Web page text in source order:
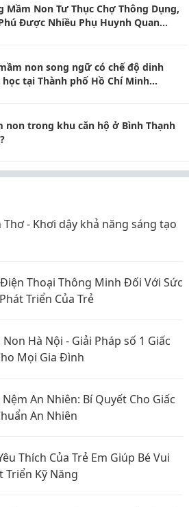
Mầm Non Tư Thục Chợ Thông Dụng,
Được Nhiều Phụ Huynh Quan
non song ngữ có chế độ dinh
tại Thành phố Hồ Chí Minh
non trong khu căn hộ ở Bình Thạnh
Thơ - Khơi dậy khả năng sáng tạo
Điện Thoại Thông Minh Đối Với Sức
Triển Của Trẻ
Non Hà Nội - Giải Pháp số 1 Giấc
Mọi Gia Đình
An Nhiên: Bí Quyết Cho Giấc
An Nhiên
Thích Của Trẻ Em Giúp Bé Vui
Triển Kỹ Năng